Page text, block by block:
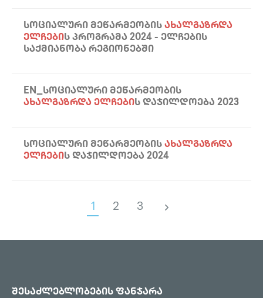
ᲡᲝᲪᲘᲐᲚᲣᲠᲘ ᲛᲔᲬᲐᲠᲛᲔᲝᲑᲘᲡ ᲐᲮᲐᲚᲒᲐᲖᲠᲓᲐ
ᲔᲚᲩᲔᲑᲘᲡ ᲞᲠᲝᲒᲠᲐᲛᲐ 2024 - ᲔᲚᲩᲔᲑᲘᲡ
ᲡᲐᲥᲛᲘᲐᲜᲝᲑᲐ ᲠᲔᲒᲘᲝᲜᲔᲑᲨᲘ
EN_ᲡᲝᲪᲘᲐᲚᲣᲠᲘ ᲛᲔᲬᲐᲠᲛᲔᲝᲑᲘᲡ
ᲐᲮᲐᲚᲒᲐᲖᲠᲓᲐ ᲔᲚᲩᲔᲑᲘᲡ ᲓᲐᲯᲘᲚᲓᲝᲔᲑᲐ 2023
ᲡᲝᲪᲘᲐᲚᲣᲠᲘ ᲛᲔᲬᲐᲠᲛᲔᲝᲑᲘᲡ ᲐᲮᲐᲚᲒᲐᲖᲠᲓᲐ
ᲔᲚᲩᲔᲑᲘᲡ ᲓᲐᲯᲘᲚᲓᲝᲔᲑᲐ 2024
1 2 3
შესაძლებლობების ფანჯარა